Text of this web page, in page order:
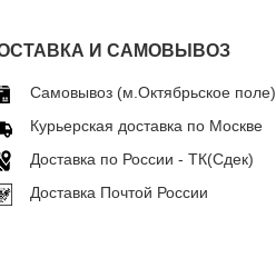
И САМОВЫВОЗ
Самовывоз (м.Октябрьское поле)
Курьерская доставка по Москве
Доставка по Росcии - ТК(Сдек)
Доставка Почтой России